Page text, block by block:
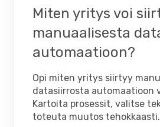
Miten yritys voi
manuaalisesta
automaatioon?
Opi miten yritys siirtyy
datasiirrosta automaatioon
Kartoita prosessit, valitse
toteuta muutos tehokkaasti.